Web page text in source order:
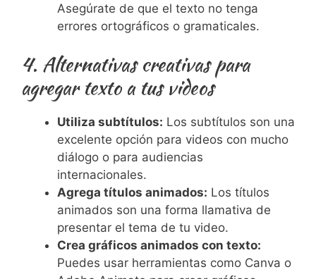
Asegúrate de que el texto no tenga
errores ortográficos o gramaticales.
4. Alternativas creativas para
agregar texto a tus videos
Utiliza subtítulos: Los subtítulos son una
excelente opción para videos con mucho
diálogo o para audiencias
internacionales.
Agrega títulos animados: Los títulos
animados son una forma llamativa de
presentar el tema de tu video.
Crea gráficos animados con texto:
Puedes usar herramientas como Canva o